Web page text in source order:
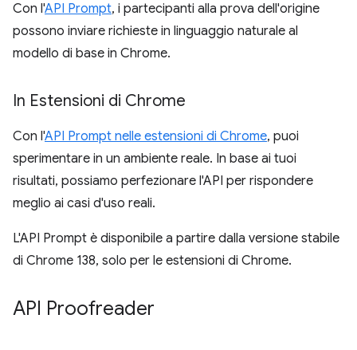
Con l'API Prompt, i partecipanti alla prova dell'origine
possono inviare richieste in linguaggio naturale al
modello di base in Chrome.
In Estensioni di Chrome
Con l'API Prompt nelle estensioni di Chrome, puoi
sperimentare in un ambiente reale. In base ai tuoi
risultati, possiamo perfezionare l'API per rispondere
meglio ai casi d'uso reali.
L'API Prompt è disponibile a partire dalla versione stabile
di Chrome 138, solo per le estensioni di Chrome.
API Proofreader